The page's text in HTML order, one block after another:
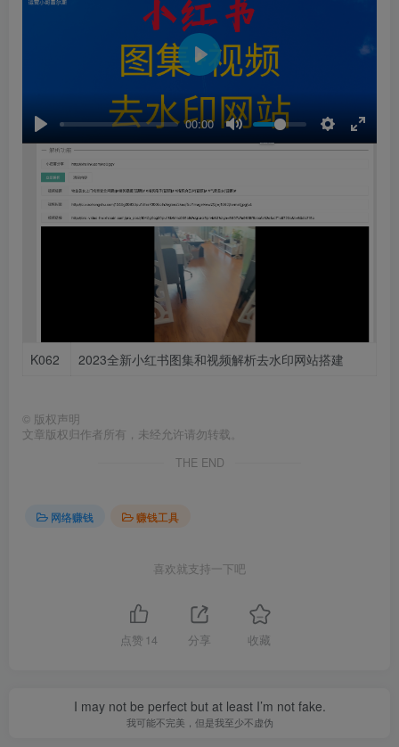
00:00
Play
K062 2023全新小红书图集和视频解析去水印网站搭建
© 版权声明
文章版权归作者所有，未经允许请勿转载。
THE END
网络赚钱 赚钱工具
喜欢就支持一下吧
点赞 14 分享 收藏
I may not be perfect but at least I’m not fake.
我可能不完美，但是我至少不虚伪